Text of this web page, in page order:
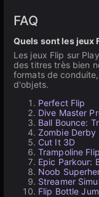
FAQ
Quels sont les jeux
Les jeux Flip sur
des titres très bien
formats de
d'objets.
Perfect Flip
Dive Master
Ball Bounce:
Zombie Derby
Cut It 3D
Trampoline Flip
Epic Parkour:
Noob
Streamer
Flip Bottle